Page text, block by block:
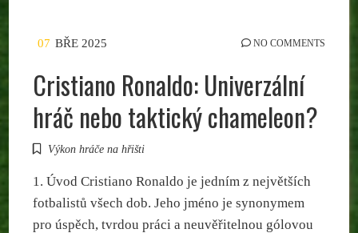
07 BŘE 2025 NO COMMENTS
Cristiano Ronaldo: Univerzální
hráč nebo taktický chameleon?
Výkon hráče na hřišti
1. Úvod Cristiano Ronaldo je jedním z největších
fotbalistů všech dob. Jeho jméno je synonymem
pro úspěch, tvrdou práci a neuvěřitelnou gólovou